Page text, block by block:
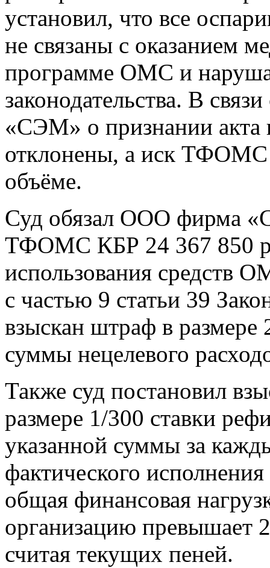
установил, что все
не связаны с оказанием
программе ОМС и
законодательства. В
«СЭМ» о признании акта
отклонены, а иск ТФОМС
объёме.
Суд обязал ООО фирма
ТФОМС КБР 24 367 850
использования средств
с частью 9 статьи 39
взыскан штраф в размере
суммы нецелевого
Также суд постановил
размере 1/300 ставки
указанной суммы за
фактического
общая финансовая
организацию превышает
считая текущих пеней.